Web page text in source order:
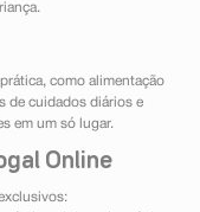
como alimentação
de cuidados diários e
em um só lugar.
Online